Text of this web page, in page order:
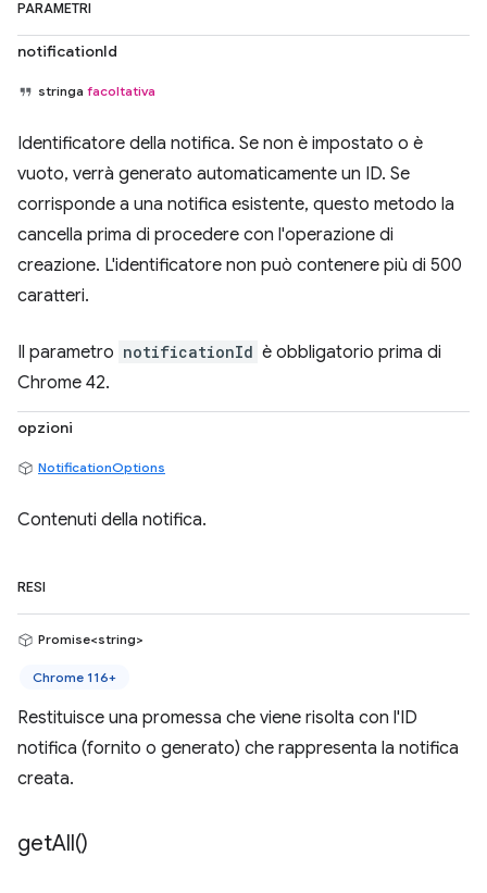
PARAMETRI
notificationId
stringa facoltativa
Identificatore della notifica. Se non è impostato o è
vuoto, verrà generato automaticamente un ID. Se
corrisponde a una notifica esistente, questo metodo la
cancella prima di procedere con l'operazione di
creazione. L'identificatore non può contenere più di 500
caratteri.
Il parametro notificationId è obbligatorio prima di
Chrome 42.
opzioni
NotificationOptions
Contenuti della notifica.
RESI
Promise<string>
Chrome 116+
Restituisce una promessa che viene risolta con l'ID
notifica (fornito o generato) che rappresenta la notifica
creata.
getAll()